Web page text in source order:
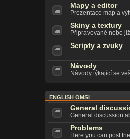
Mapy a editor
Prezentace map a
Skiny a textury
Připravované nebo
Scripty a zvuky
Návody
Návody týkající se
ENGLISH OMSI
General
General discussion
Problems
Here you can post